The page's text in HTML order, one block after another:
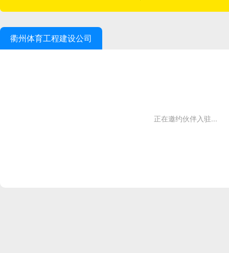
衢州体育工程建设公司
正在邀约伙伴入驻...